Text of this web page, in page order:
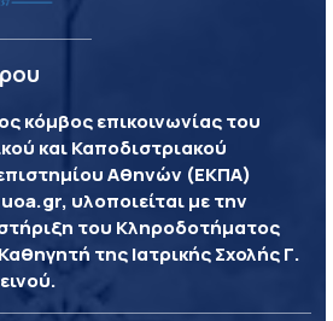
κόμβος επικοινωνίας του
και Καποδιστριακού
Αθηνών (ΕΚΠΑ)
υλοποιείται με την
του Κληροδοτήματος
της Ιατρικής Σχολής Γ.